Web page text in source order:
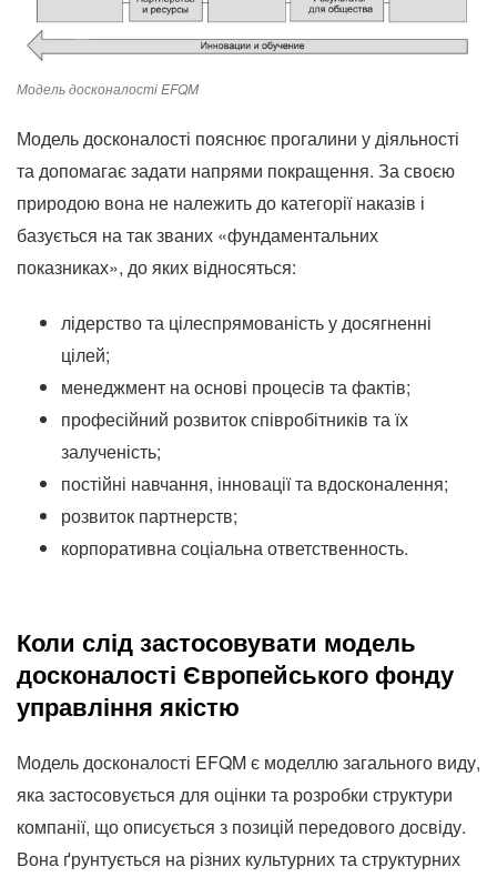
Модель досконалості EFQM
Модель досконалості пояснює прогалини у діяльності
та допомагає задати напрями покращення. За своєю
природою вона не належить до категорії наказів і
базується на так званих «фундаментальних
показниках», до яких відносяться:
лідерство та цілеспрямованість у досягненні
цілей;
менеджмент на основі процесів та фактів;
професійний розвиток співробітників та їх
залученість;
постійні навчання, інновації та вдосконалення;
розвиток партнерств;
корпоративна соціальна ответственность.
Коли слід застосовувати модель
досконалості Європейського фонду
управління якістю
Модель досконалості EFQM є моделлю загального виду,
яка застосовується для оцінки та розробки структури
компанії, що описується з позицій передового досвіду.
Вона ґрунтується на різних культурних та структурних